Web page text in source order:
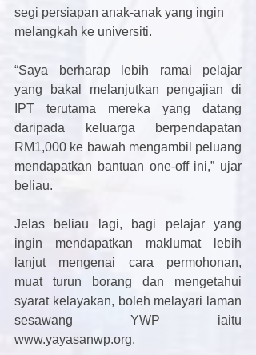
segi persiapan anak-anak yang ingin
melangkah ke universiti.
“Saya berharap lebih ramai pelajar
yang bakal melanjutkan pengajian di
IPT terutama mereka yang datang
daripada keluarga berpendapatan
RM1,000 ke bawah mengambil peluang
mendapatkan bantuan one-off ini,” ujar
beliau.
Jelas beliau lagi, bagi pelajar yang
ingin mendapatkan maklumat lebih
lanjut mengenai cara permohonan,
muat turun borang dan mengetahui
syarat kelayakan, boleh melayari laman
sesawang YWP iaitu
www.yayasanwp.org.